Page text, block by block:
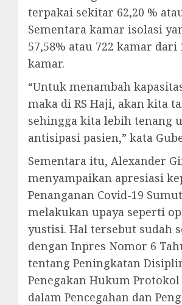
terpakai sekitar 62,20 %
Sementara kamar isolasi
57,58% atau 722 kamar dari
kamar.
“Untuk menambah
maka di RS Haji, akan kita
sehingga kita lebih tenang
antisipasi pasien,” kata
Sementara itu, Alexander
menyampaikan apresiasi
Penanganan Covid-19
melakukan upaya seperti
yustisi. Hal tersebut sudah
dengan Inpres Nomor 6
tentang Peningkatan
Penegakan Hukum Protokol
dalam Pencegahan dan